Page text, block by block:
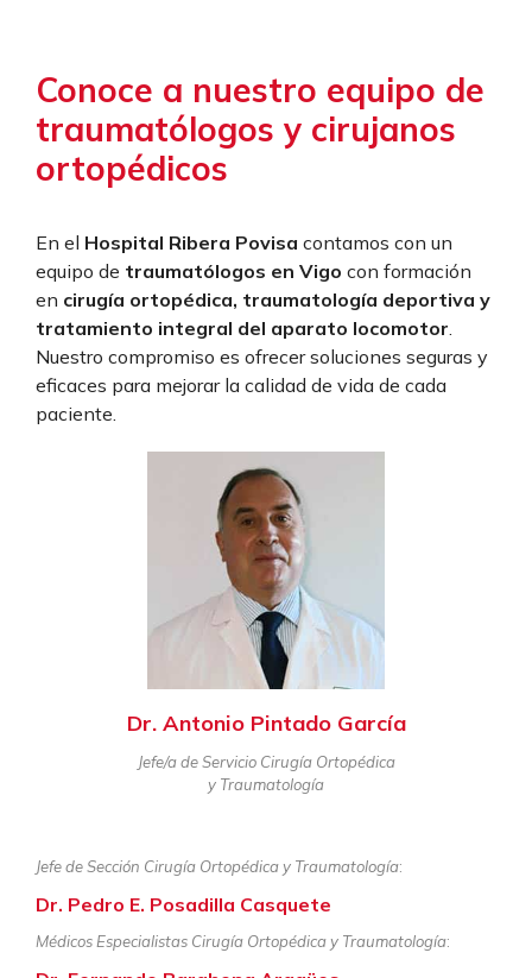
Conoce a nuestro equipo de
traumatólogos y cirujanos
ortopédicos
En el Hospital Ribera Povisa contamos con un
equipo de traumatólogos en Vigo con formación
en cirugía ortopédica, traumatología deportiva y
tratamiento integral del aparato locomotor
Nuestro compromiso es ofrecer soluciones seguras y
eficaces para mejorar la calidad de vida de cada
paciente.
Dr. Antonio Pintado García
Jefe/a de Servicio Cirugía Ortopédica
y Traumatología
Jefe de Sección Cirugía Ortopédica y Traumatología:
Dr. Pedro E. Posadilla Casquete
Médicos Especialistas Cirugía Ortopédica y Traumatología: